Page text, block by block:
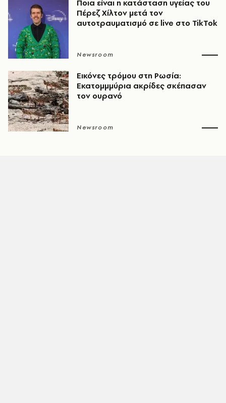
Ποια είναι η κατάσταση υγείας του
Πέρεζ Χίλτον μετά τον
αυτοτραυματισμό σε live στο TikTok
Newsroom
Εικόνες τρόμου στη Ρωσία:
Εκατομμμύρια ακρίδες σκέπασαν
τον ουρανό
Newsroom